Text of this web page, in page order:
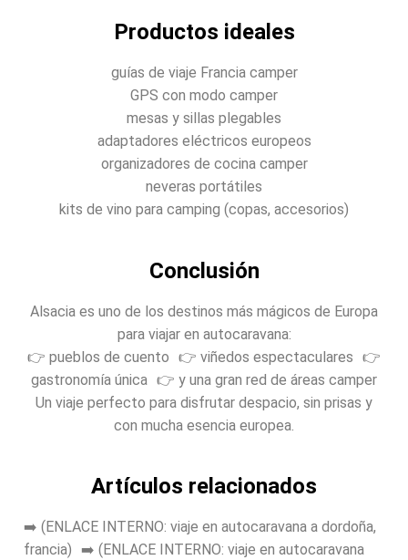
Productos ideales
guías de viaje Francia camper
GPS con modo camper
mesas y sillas plegables
adaptadores eléctricos europeos
organizadores de cocina camper
neveras portátiles
kits de vino para camping (copas, accesorios)
Conclusión
Alsacia es uno de los destinos más mágicos de Europa
para viajar en autocaravana:
👉 pueblos de cuento 👉 viñedos espectaculares 👉
gastronomía única 👉 y una gran red de áreas camper
Un viaje perfecto para disfrutar despacio, sin prisas y
con mucha esencia europea.
Artículos relacionados
➡️ (ENLACE INTERNO: viaje en autocaravana a dordoña,
francia) ➡️ (ENLACE INTERNO: viaje en autocaravana